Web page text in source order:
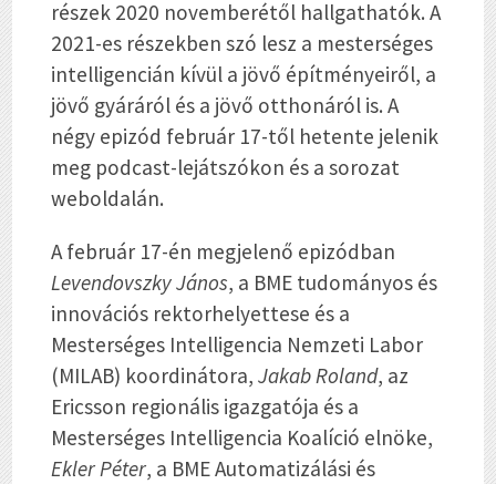
részek 2020 novemberétől hallgathatók. A
2021-es részekben szó lesz a mesterséges
intelligencián kívül a jövő építményeiről, a
jövő gyáráról és a jövő otthonáról is. A
négy epizód február 17-től hetente jelenik
meg podcast-lejátszókon és a sorozat
weboldalán.
A február 17-én megjelenő epizódban
Levendovszky János, a BME tudományos és
innovációs rektorhelyettese és a
Mesterséges Intelligencia Nemzeti Labor
(MILAB) koordinátora, Jakab Roland, az
Ericsson regionális igazgatója és a
Mesterséges Intelligencia Koalíció elnöke,
Ekler Péter, a BME Automatizálási és